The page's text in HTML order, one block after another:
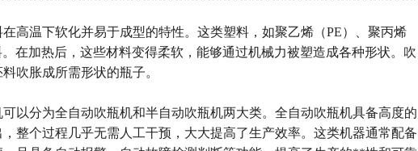
高温下软化并易于成型的特性。这类塑料，如聚乙烯（PE）、聚丙烯
在加热后，这些材料变得柔软，能够通过机械力被塑造成各种形状。吹
吹胀成所需形状的瓶子。
以分为全自动吹瓶机和半自动吹瓶机两大类。全自动吹瓶机具备高度的
整个过程几乎无需人工干预，大大提高了生产效率。这类机器通常配备